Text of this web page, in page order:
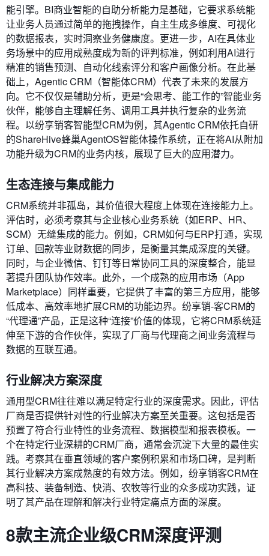
能引擎。BI商业智能的自助分析能力是基础，它要求系统能
让业务人员通过简单的拖拽操作，自主生成多维度、可视化
的数据报表，实时洞察业务健康度。更进一步，AI在具体业
务场景中的应用成熟度成为新的评判标准，例如利用AI进行
精准的销售预测、自动化线索评分和客户画像分析。在此基
础上，Agentic CRM（智能体CRM）代表了未来的发展方
向。它不仅仅是辅助分析，更是“会思考、能工作的”智能业务
伙伴，能够自主理解任务、调用工具并执行复杂的业务流
程。以纷享销客智能型CRM为例，其Agentic CRM依托自研
的ShareHive蜂巢AgentOS智能体操作系统，正在将AI从附加
功能升级为CRM的业务内核，展现了巨大的应用潜力。
生态连接与集成能力
CRM系统并非孤岛，其价值很大程度上体现在连接能力上。
评估时，必须考察其与企业核心业务系统（如ERP、HR、
SCM）无缝集成的能力。例如，CRM如何与ERP打通，实现
订单、回款等业财数据的同步，是衡量其集成深度的关键。
同时，与企业微信、钉钉等日常协同工具的深度整合，能显
著提升团队协作效率。此外，一个成熟的应用市场（App
Marketplace）同样重要，它提供了丰富的第三方应用，能够
低成本、高效率地扩展CRM的功能边界。纷享销-客CRM的
“代理通”产品，正是这种“连接”价值的体现，它将CRM系统延
伸至下游的合作伙伴，实现了厂商与代理商之间业务流程与
数据的互联互通。
行业解决方案深度
通用型CRM往往难以满足特定行业的深度需求。因此，评估
厂商是否提供针对性的行业解决方案至关重要。这包括是否
预置了符合行业特性的业务流程、数据模型和报表模板。一
个在特定行业深耕的CRM厂商，通常会沉淀下大量的最佳实
践。考察其在垂直领域的客户案例积累和市场口碑，是判断
其行业解决方案成熟度的有效方法。例如，纷享销客CRM在
高科技、装备制造、快消、农牧等行业的众多成功实践，证
明了其产品在理解和解决行业特定痛点方面的深度。
8款主流企业级CRM深度评测